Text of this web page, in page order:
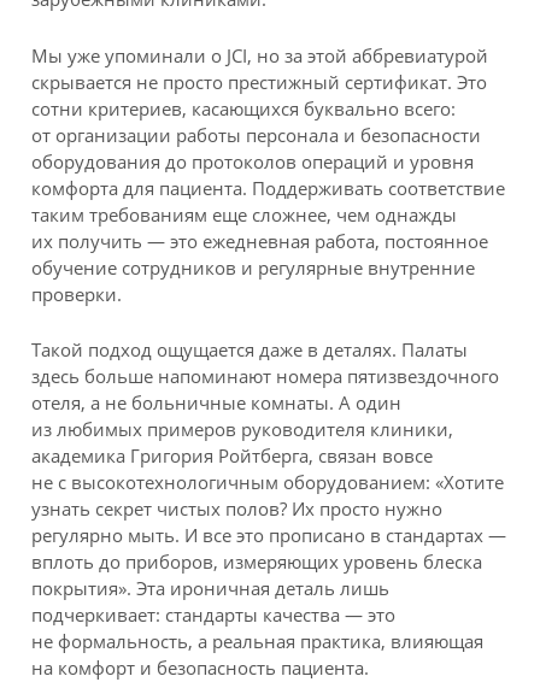
Мы уже упоминали о JCI, но за этой аббревиатурой
скрывается не просто престижный сертификат. Это
сотни критериев, касающихся буквально всего:
от организации работы персонала и безопасности
оборудования до протоколов операций и уровня
комфорта для пациента. Поддерживать соответствие
таким требованиям еще сложнее, чем однажды
их получить — это ежедневная работа, постоянное
обучение сотрудников и регулярные внутренние
проверки.
Такой подход ощущается даже в деталях. Палаты
здесь больше напоминают номера пятизвездочного
отеля, а не больничные комнаты. А один
из любимых примеров руководителя клиники,
академика Григория Ройтберга, связан вовсе
не с высокотехнологичным оборудованием: «Хотите
узнать секрет чистых полов? Их просто нужно
регулярно мыть. И все это прописано в стандартах —
вплоть до приборов, измеряющих уровень блеска
покрытия». Эта ироничная деталь лишь
подчеркивает: стандарты качества — это
не формальность, а реальная практика, влияющая
на комфорт и безопасность пациента.